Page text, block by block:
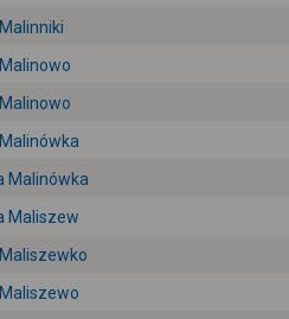
Malinówka
Maliszew